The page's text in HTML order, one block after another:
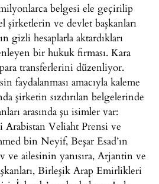
belgesi ele geçirilip
şirketlerin ve devlet başkanları
gizli hesaplarla aktardıkları
bir hukuk firması. Kara
transferlerini düzenliyor.
faydalanması amacıyla kaleme
şirketin sızdırılan belgelerinde
arasında şu isimler var:
Veliaht Prensi ve
bin Neyif, Beşar Esad’ın
ailesinin yanısıra, Arjantin ve
Birleşik Arap Emirlikleri